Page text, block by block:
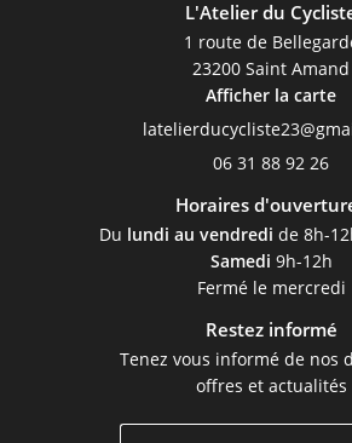
L'Atelier du
1 route de
23200 Saint Amand
Afficher la carte
06 31 88 92 26
Horaires
Du lundi au vendredi de 8h-
Samedi 9h-12h
Fermé le mercredi
Restez informé
Tenez vous informé de nos
offres et actualités